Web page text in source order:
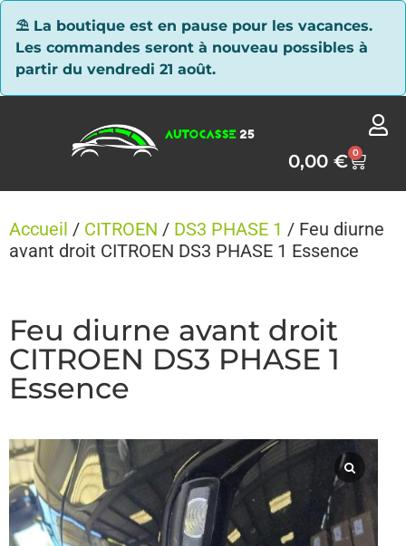
⛱ La boutique est en pause pour les vacances.
Les commandes seront à nouveau possibles à
partir du vendredi 21 août.
0,00€ 0
Accueil / CITROEN / DS3 PHASE 1 / Feu diurne
avant droit CITROEN DS3 PHASE 1 Essence
Feu diurne avant droit
CITROEN DS3 PHASE 1
Essence
Panneau de gestion des cookies